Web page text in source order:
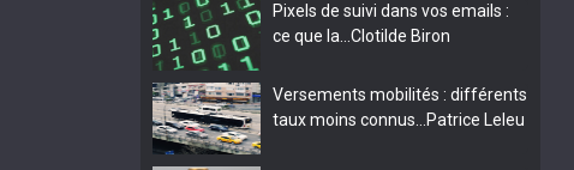
Pixels de suivi dans vos emails :
ce que la… Clotilde Biron
Versements mobilités : différents
taux moins connus…
Patrice Leleu